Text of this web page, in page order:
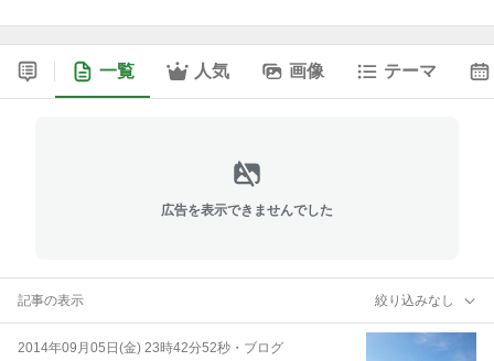
一覧 人気 画像 テーマ
広告を表示できませんでした
記事の表示 絞り込みなし
2014年09月05日(金) 23時42分52秒 ・ ブログ